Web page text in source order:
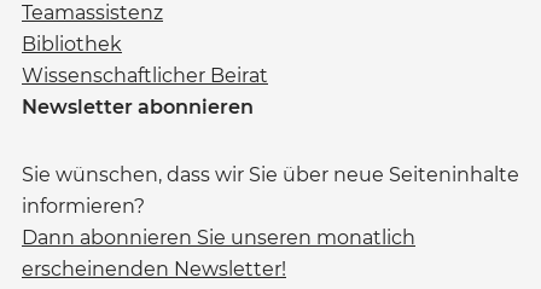
Teamassistenz
Bibliothek
Wissenschaftlicher Beirat
Newsletter abonnieren
Sie wünschen, dass wir Sie über neue Seiteninhalte
informieren?
Dann abonnieren Sie unseren monatlich
erscheinenden Newsletter!